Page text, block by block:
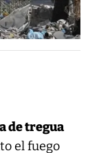
de tregua
el fuego